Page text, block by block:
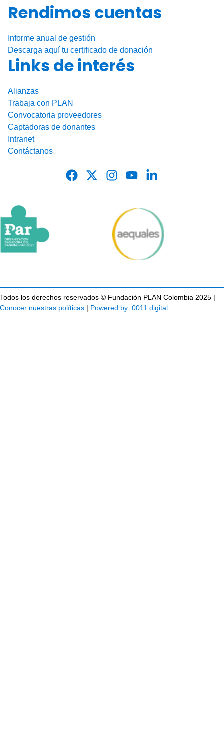
Rendimos cuentas
Informe anual de gestión
Descarga aquí tu certificado de donación
Links de interés
Alianzas
Trabaja con PLAN
Convocatoria proveedores
Captadoras de donantes
Intranet
Contáctanos
Todos los derechos reservados © Fundación PLAN Colombia 2025 |
Conocer nuestras políticas | Powered by: 0011.digital